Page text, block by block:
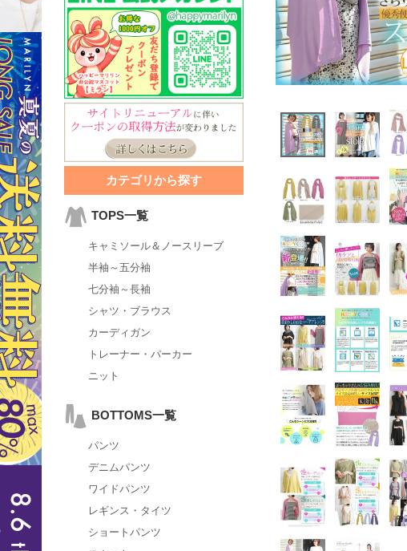
カテゴリから探す
TOPS一覧
キャミソール＆ノースリーブ
半袖～五分袖
七分袖～長袖
シャツ・ブラウス
カーディガン
トレーナー・パーカー
ニット
BOTTOMS一覧
パンツ
デニムパンツ
ワイドパンツ
レギンス・タイツ
ショートパンツ